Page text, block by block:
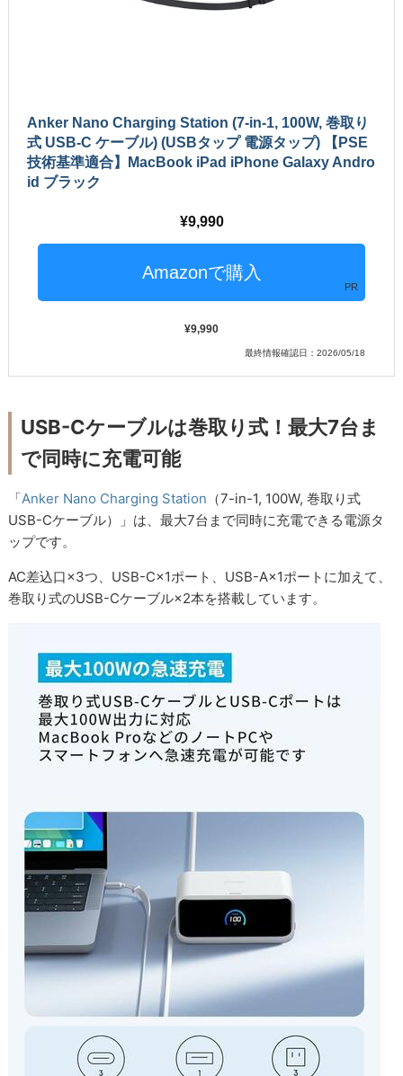
Anker Nano Charging Station (7-in-1, 100W, 巻取り
式 USB-C ケーブル) (USBタップ 電源タップ) 【PSE
技術基準適合】MacBook iPad iPhone Galaxy Andro
id ブラック
9,990
PR
9,990
最終情報確認日：2026/05/18
USB-Cケーブルは巻取り式！最大7台ま
で同時に充電可能
「Anker Nano Charging Station （7-in-1, 100W, 巻取り式
USB-Cケーブル）」は、最大7台まで同時に充電できる電源タ
ップです。
AC差込口×3つ、USB-C×1ポート、USB-A×1ポートに加えて、
巻取り式のUSB-Cケーブル×2本を搭載しています。